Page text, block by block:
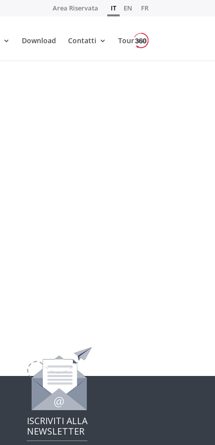
Area Riservata IT EN FR
Download Contatti Tour
ISCRIVITI ALLA
NEWSLETTER